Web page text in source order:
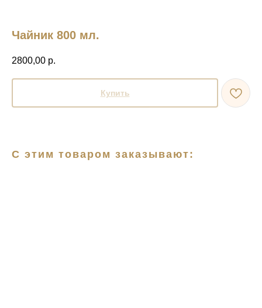
Чайник 800 мл.
2800,00 р.
Купить
С этим товаром заказывают: